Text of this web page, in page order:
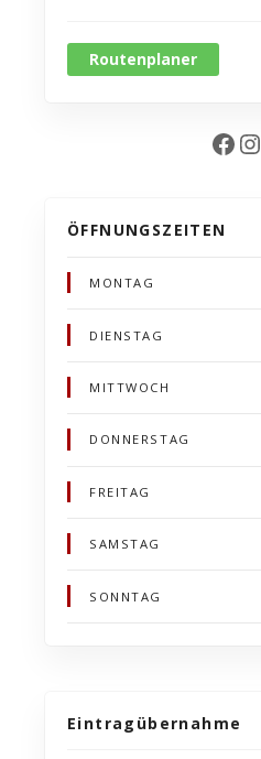
Routenplaner
Facebook Instagram
ÖFFNUNGSZEITEN
MONTAG
DIENSTAG
MITTWOCH
DONNERSTAG
FREITAG
SAMSTAG
SONNTAG
Eintragübernahme